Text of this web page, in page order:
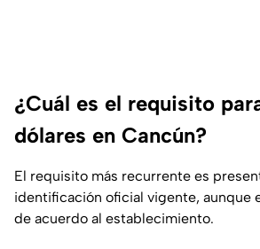
¿Cuál es el requisito
dólares en Cancún?
El requisito más recurrente es
identificación oficial vigente, aunque
de acuerdo al establecimiento.